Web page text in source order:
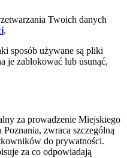
Twoich danych
.
sposób używane są pliki
je zablokować lub usunąć,
za prowadzenie Miejskiego
zwraca szczególną
do prywatności.
za co odpowiadają